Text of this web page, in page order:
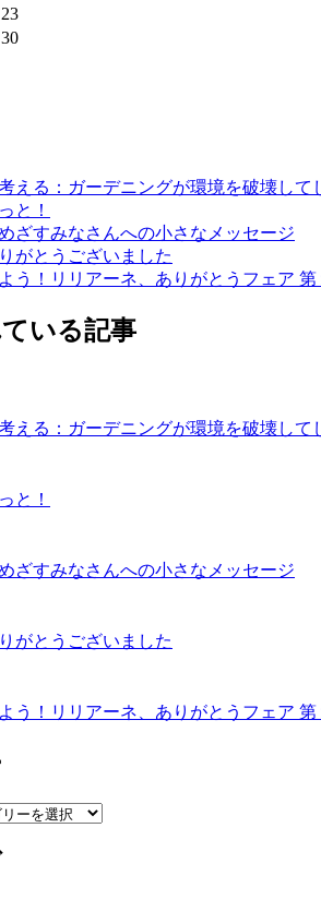
23
30
える：ガーデニングが環境を破壊して
と！
ざすみなさんへの小さなメッセージ
がとうございました
う！リリアーネ、ありがとうフェア
いる記事
える：ガーデニングが環境を破壊して
と！
ざすみなさんへの小さなメッセージ
がとうございました
う！リリアーネ、ありがとうフェア